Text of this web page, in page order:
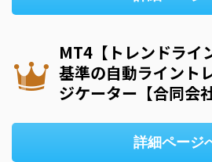
MT4【トレンドライ
基準の自動ライント
ジケーター【合同会
詳細ページ